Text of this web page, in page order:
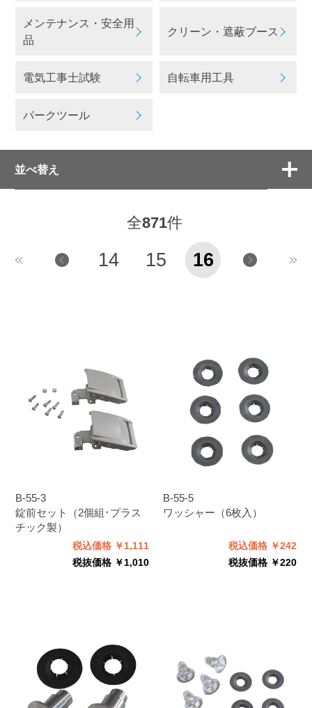
メンテナンス・安全用
品
クリーン・遮蔽ブース
電気工事士試験 自転車用工具
パークツール
並べ替え
全871件
14 15 16
B-55-3
錠前セット（2個組･プラス
チック製）
税込価格 ￥1,111
税抜価格 ￥1,010
B-55-5
ワッシャー（6枚入）
税込価格 ￥242
税抜価格 ￥220